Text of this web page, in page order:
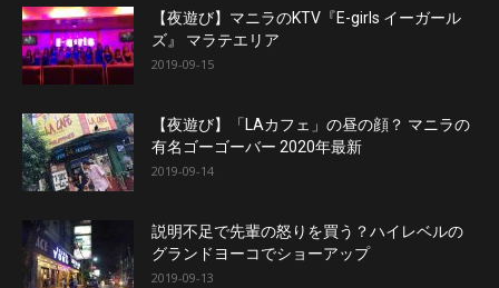
【夜遊び】マニラのKTV『E-girls イーガール
ズ』 マラテエリア
2019-09-15
【夜遊び】「LAカフェ」の昼の顔？ マニラの
有名ゴーゴーバー 2020年最新
2019-09-14
説明不足で先輩の怒りを買う？ハイレベルの
グランドヨーコでショーアップ
2019-09-13